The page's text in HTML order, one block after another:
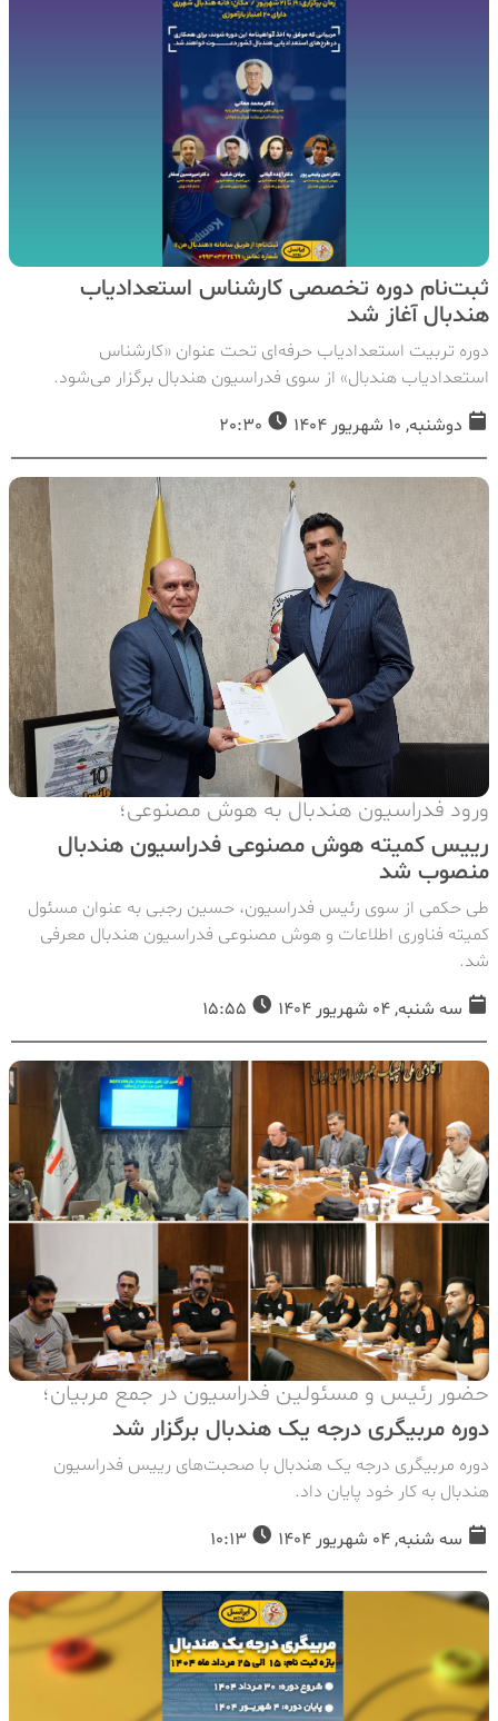
ثبت‌نام دوره تخصصی کارشناس استعدادیاب
هندبال آغاز شد
دوره تربیت استعدادیاب حرفه‌ای تحت عنوان «کارشناس
استعدادیاب هندبال» از سوی فدراسیون هندبال برگزار می‌شود.
دوشنبه, 10 شهریور 1404
ورود فدراسیون هندبال به هوش مصنوعی؛
رییس کمیته هوش مصنوعی فدراسیون هندبال
منصوب شد
طی حکمی از سوی رئیس فدراسیون، حسین رجبی به عنوان مسئول
کمیته فناوری اطلاعات و هوش مصنوعی فدراسیون هندبال معرفی
شد.
سه شنبه, 04 شهریور 1404
حضور رئیس و مسئولین فدراسیون در جمع مربیان؛
دوره مربیگری درجه یک هندبال برگزار شد
دوره مربیگری درجه یک هندبال با صحبت‌های رییس فدراسیون
هندبال به کار خود پایان داد.
سه شنبه, 04 شهریور 1404